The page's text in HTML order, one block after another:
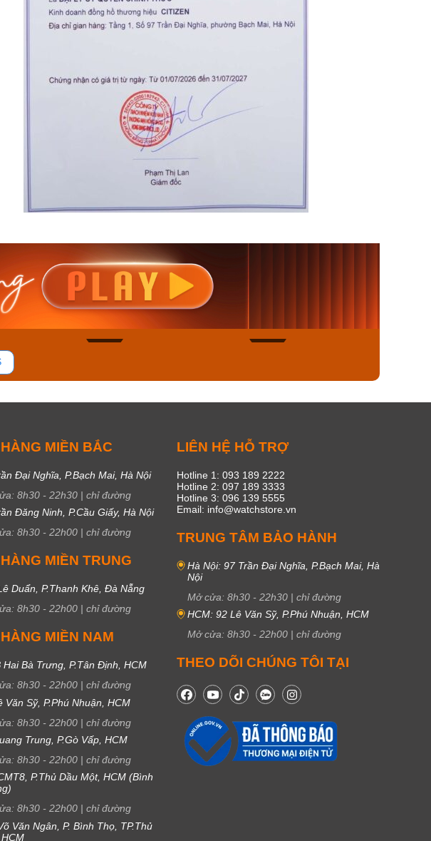
37
Casio Unisex AQ-
230EL-1ADF
2.117.000₫
1.799.450₫
Mua ngay
MIỀN BẮC
Đại Nghĩa, P.Bạch Mai, Hà Nội
8h30 - 22h30 | chỉ đường
Đăng Ninh, P.Cầu Giấy, Hà Nội
8h30 - 22h00 | chỉ đường
MIỀN TRUNG
Duẩn, P.Thanh Khê, Đà Nẵng
8h30 - 22h00 | chỉ đường
MIỀN NAM
Hai Bà Trưng, P.Tân Định, HCM
8h30 - 22h00 | chỉ đường
Văn Sỹ, P.Phú Nhuận, HCM
8h30 - 22h00 | chỉ đường
Trung, P.Gò Vấp, HCM
8h30 - 22h00 | chỉ đường
P.Thủ Dầu Một, HCM (Bình
8h30 - 22h00 | chỉ đường
Văn Ngân, P. Bình Thọ, TP.Thủ
LIÊN HỆ HỖ TRỢ
Hotline 1: 093 189 2222
Hotline 2: 097 189 3333
Hotline 3: 096 139 5555
Email: info@watchstore.vn
TRUNG TÂM BẢO HÀNH
Hà Nội: 97 Trần Đại Nghĩa, P.Bạch Mai, Hà
Nội
Mở cửa: 8h30 - 22h30 | chỉ đường
HCM: 92 Lê Văn Sỹ, P.Phú Nhuận, HCM
Mở cửa: 8h30 - 22h00 | chỉ đường
THEO DÕI CHÚNG TÔI TẠI